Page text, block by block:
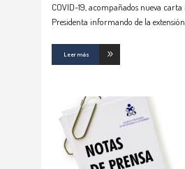
COVID-19, acompañados nueva carta
Presidenta informando de la extensión
Leer más